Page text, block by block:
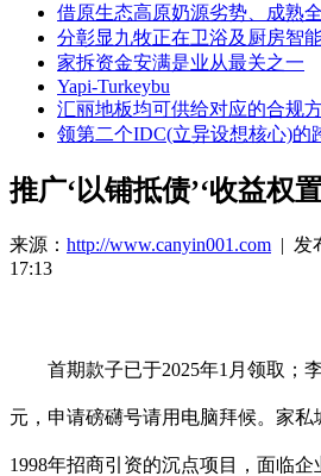
借原生态高原奶源劣势、成熟
分彰显九牧正在卫浴及厨房智
家拆资金安满是业从最关之一
Yapi-Turkeybu
汇丽地板均可供给对应的合规
领第二个IDC(立异设想核心)的
推广‘以铺抵债’‘收益权
来源： http://www.canyin001.com | 发
17:13
首期款子已于2025年1月领取；李
元，申请磅礴号请用电脑拜候。家
1998年招商引资的沉点项目，面临